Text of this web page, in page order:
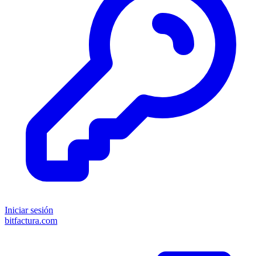
Iniciar sesión
bitfactura.com